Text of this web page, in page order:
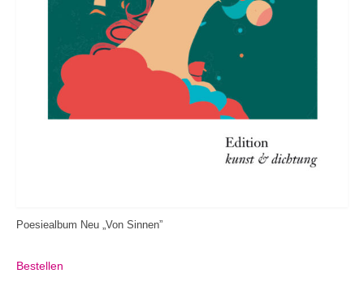
Poesiealbum Neu „Von Sinnen”
Bestellen